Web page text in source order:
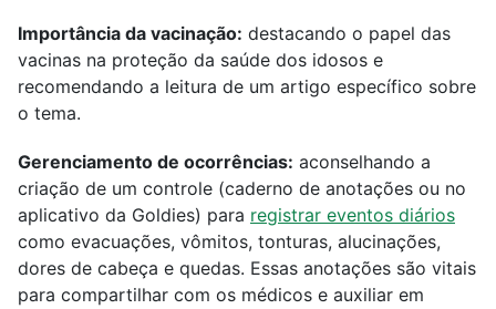
Importância da vacinação: destacando o papel das
vacinas na proteção da saúde dos idosos e
recomendando a leitura de um artigo específico sobre
o tema.
Gerenciamento de ocorrências: aconselhando a
criação de um controle (caderno de anotações ou no
aplicativo da Goldies) para registrar eventos diários
como evacuações, vômitos, tonturas, alucinações,
dores de cabeça e quedas. Essas anotações são vitais
para compartilhar com os médicos e auxiliar em